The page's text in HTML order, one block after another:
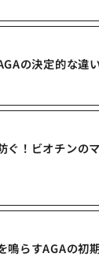
の決定的な違
ぐ！ビオチンの
鳴らすAGAの初